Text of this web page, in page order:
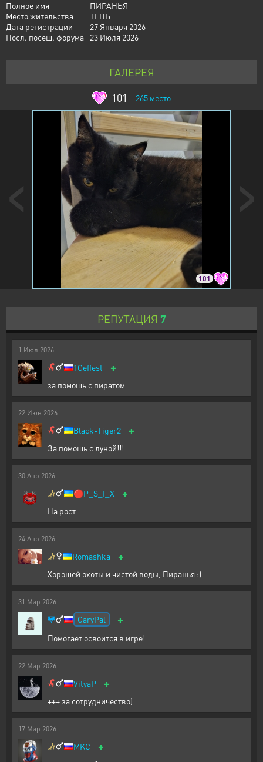
Полное имя
ПИРАНЬЯ
Место жительства
ТЕНЬ
Дата регистрации
27 Января 2026
Посл. посещ. форума
23 Июля 2026
ГАЛЕРЕЯ
101
265 место
101
РЕПУТАЦИЯ 7
1 Июл 2026
1Geffest +
за помощь с пиратом
22 Июн 2026
Black-Tiger2 +
За помощь с луной!!!
30 Апр 2026
🔴P_S_I_X +
На рост
24 Апр 2026
Romashka +
Хорошей охоты и чистой воды, Пиранья :)
31 Мар 2026
GaryPal +
Помогает освоится в игре!
22 Мар 2026
VityaP +
+++ за сотрудничество)
17 Мар 2026
MKC +